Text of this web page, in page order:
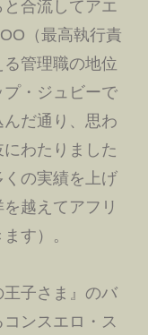
合流してアエ
（最高執行責
管理職の地位
・ジュビーで
だ通り、思わ
わたりました
の実績を上げ
越えてアフリ
す）。
子さま』のバ
ンスエロ・ス